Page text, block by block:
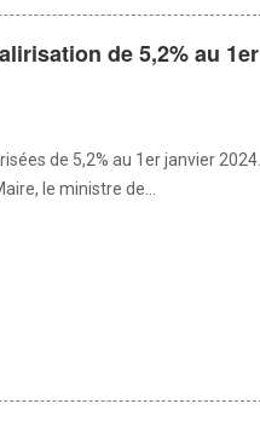
de 5,2% au 1er
de 5,2% au 1er janvier 2024.
le ministre de...